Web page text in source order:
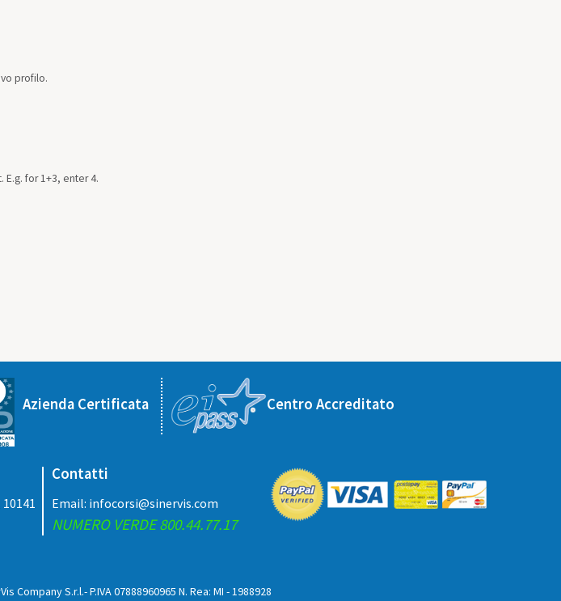
profilo.
for 1+3, enter 4.
Azienda Certificata Centro Accreditato
Contatti
Email: infocorsi@sinervis.com
NUMERO VERDE 800.44.77.17
S.r.l.- P.IVA 07888960965 N. Rea: MI - 1988928